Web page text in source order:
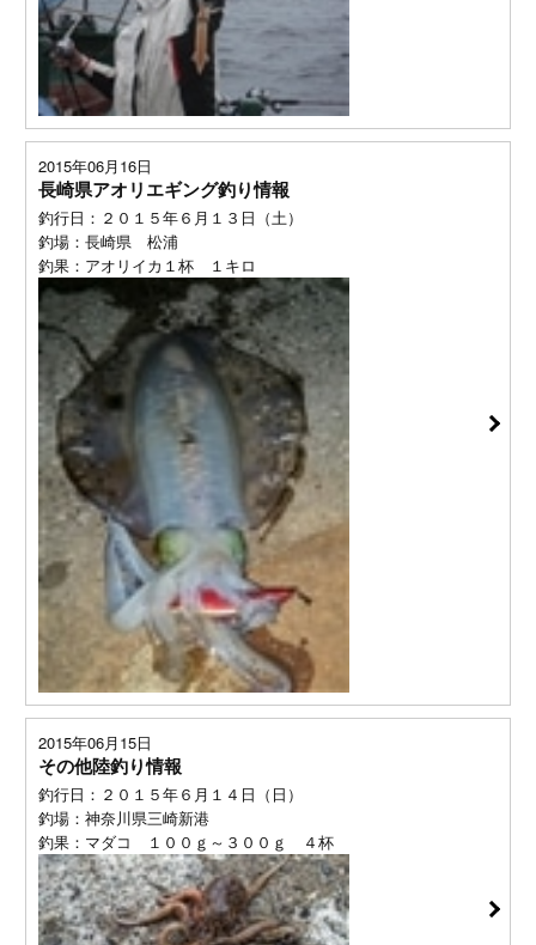
2015年06月16日
長崎県アオリエギング釣り情報
釣行日：２０１５年６月１３日（土）
釣場：長崎県 松浦
釣果：アオリイカ１杯 １キロ
2015年06月15日
その他陸釣り情報
釣行日：２０１５年６月１４日（日）
釣場：神奈川県三崎新港
釣果：マダコ １００ｇ～３００ｇ ４杯